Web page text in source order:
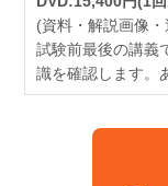
(資料・解説画像
試験前最後の講義
識を確認します。